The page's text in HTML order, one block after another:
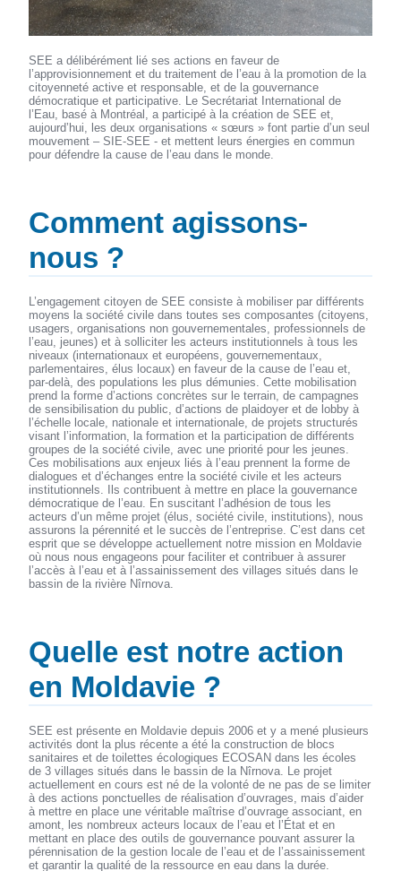
SEE a délibérément lié ses actions en faveur de
l’approvisionnement et du traitement de l’eau à la promotion de la
citoyenneté active et responsable, et de la gouvernance
démocratique et participative. Le Secrétariat International de
l’Eau, basé à Montréal, a participé à la création de SEE et,
aujourd’hui, les deux organisations « sœurs » font partie d’un seul
mouvement – SIE-SEE - et mettent leurs énergies en commun
pour défendre la cause de l’eau dans le monde.
Comment agissons-
nous ?
L’engagement citoyen de SEE consiste à mobiliser par différents
moyens la société civile dans toutes ses composantes (citoyens,
usagers, organisations non gouvernementales, professionnels de
l’eau, jeunes) et à solliciter les acteurs institutionnels à tous les
niveaux (internationaux et européens, gouvernementaux,
parlementaires, élus locaux) en faveur de la cause de l’eau et,
par-delà, des populations les plus démunies. Cette mobilisation
prend la forme d’actions concrètes sur le terrain, de campagnes
de sensibilisation du public, d’actions de plaidoyer et de lobby à
l’échelle locale, nationale et internationale, de projets structurés
visant l’information, la formation et la participation de différents
groupes de la société civile, avec une priorité pour les jeunes.
Ces mobilisations aux enjeux liés à l’eau prennent la forme de
dialogues et d’échanges entre la société civile et les acteurs
institutionnels. Ils contribuent à mettre en place la gouvernance
démocratique de l’eau. En suscitant l’adhésion de tous les
acteurs d’un même projet (élus, société civile, institutions), nous
assurons la pérennité et le succès de l’entreprise. C’est dans cet
esprit que se développe actuellement notre mission en Moldavie
où nous nous engageons pour faciliter et contribuer à assurer
l’accès à l’eau et à l’assainissement des villages situés dans le
bassin de la rivière Nîrnova.
Quelle est notre action
en Moldavie ?
SEE est présente en Moldavie depuis 2006 et y a mené plusieurs
activités dont la plus récente a été la construction de blocs
sanitaires et de toilettes écologiques ECOSAN dans les écoles
de 3 villages situés dans le bassin de la Nîrnova. Le projet
actuellement en cours est né de la volonté de ne pas de se limiter
à des actions ponctuelles de réalisation d’ouvrages, mais d’aider
à mettre en place une véritable maîtrise d’ouvrage associant, en
amont, les nombreux acteurs locaux de l’eau et l’État et en
mettant en place des outils de gouvernance pouvant assurer la
pérennisation de la gestion locale de l’eau et de l’assainissement
et garantir la qualité de la ressource en eau dans la durée.